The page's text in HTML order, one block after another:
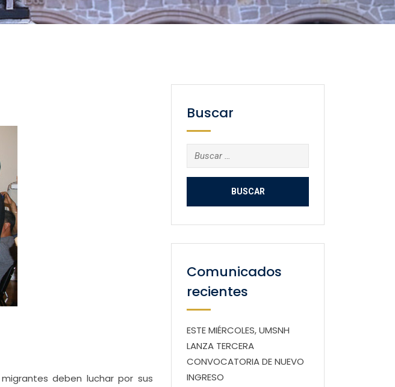
deben luchar por sus
Buscar
Buscar:
Comunicados
recientes
ESTE MIÉRCOLES, UMSNH
LANZA TERCERA
CONVOCATORIA DE NUEVO
INGRESO